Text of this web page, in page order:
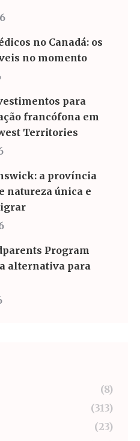
no Canadá: os
no momento
para
francófona em
Territories
a província
natureza única e
Program
alternativa para
(8)
(313)
(23)